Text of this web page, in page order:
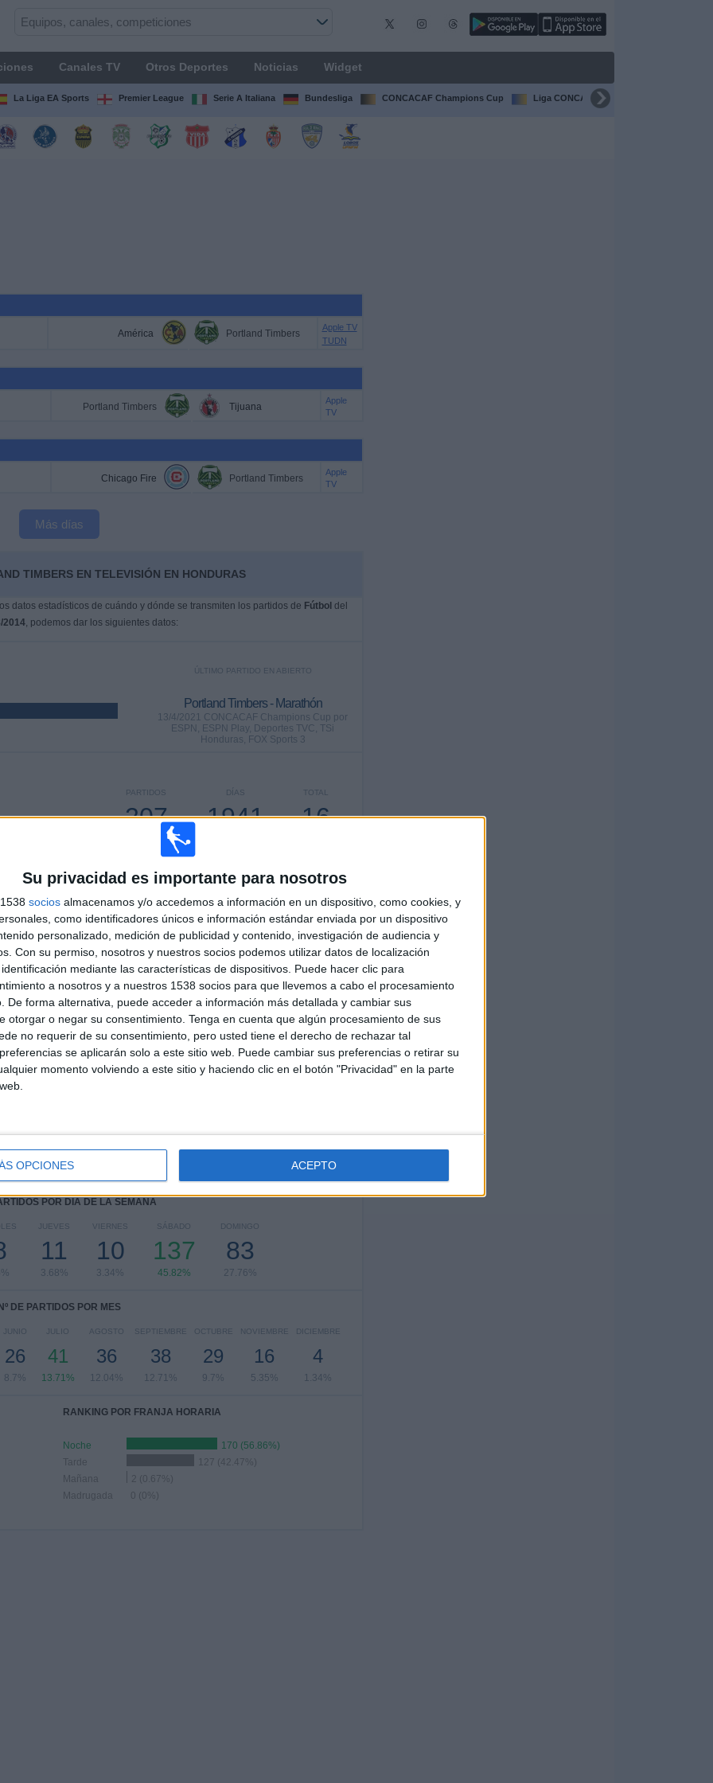
Su privacidad es importante para nosotros
socios almacenamos y/o accedemos a información en un dispositivo, como cookies, y
como identificadores únicos e información estándar enviada por un dispositivo
personalizado, medición de publicidad y contenido, investigación de audiencia y
Con su permiso, nosotros y nuestros socios podemos utilizar datos de localización
mediante las características de dispositivos. Puede hacer clic para
a nosotros y a nuestros 1538 socios para que llevemos a cabo el procesamiento
De forma alternativa, puede acceder a información más detallada y cambiar sus
otorgar o negar su consentimiento. Tenga en cuenta que algún procesamiento de sus
no requerir de su consentimiento, pero usted tiene el derecho de rechazar tal
se aplicarán solo a este sitio web. Puede cambiar sus preferencias o retirar su
momento volviendo a este sitio y haciendo clic en el botón "Privacidad" en la parte
OPCIONES ACEPTO
Canales TV Otros Deportes Noticias Widget
La Liga EA Sports Premier League Serie A Italiana Bundesliga CONCACAF Champions Cup Liga CONCACAF
América Portland Timbers
Apple TV
TUDN
Portland Timbers Tijuana
Apple
TV
Chicago Fire Portland Timbers
Apple
TV
Más días
TIMBERS EN TELEVISIÓN EN HONDURAS
datos estadísticos de cuándo y dónde se transmiten los partidos de Fútbol del
2014, podemos dar los siguientes datos:
ÚLTIMO PARTIDO EN ABIERTO
Portland Timbers - Marathón
13/4/2021 CONCACAF Champions Cup por
ESPN, ESPN Play, Deportes TVC, TSi
Honduras, FOX Sports 3
TOTAL
16
DÍAS
1941
PARTIDOS
207
CONSECUTIVOS
TOTAL
43
RIVALES
26
VS Seattle
Sounders
3
COMPETICIONES
RANKING POR COMPETICIONES
MLS
279 (93.31%)
POR DÍA DE LA SEMANA
JUEVES
11
3.68%
VIERNES
10
3.34%
SÁBADO
137
45.82%
DOMINGO
83
27.76%
Nº DE PARTIDOS POR MES
JUNIO
26
8.7%
JULIO
41
13.71%
AGOSTO
36
12.04%
SEPTIEMBRE
38
12.71%
OCTUBRE
29
9.7%
NOVIEMBRE
16
5.35%
DICIEMBRE
4
1.34%
RANKING POR FRANJA HORARIA
Noche
170 (56.86%)
Tarde
127 (42.47%)
Mañana
2 (0.67%)
Madrugada
0 (0%)